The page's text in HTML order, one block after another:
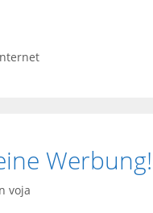
Werbung!
voja